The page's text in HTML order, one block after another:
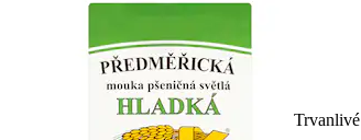
Trvanlivé